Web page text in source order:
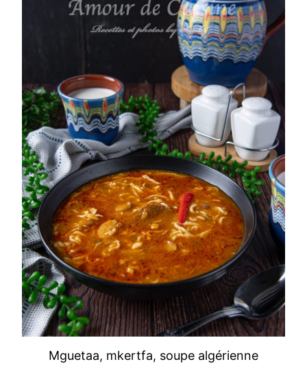
Mguetaa, mkertfa, soupe algérienne